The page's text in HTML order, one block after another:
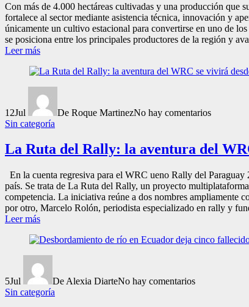
Con más de 4.000 hectáreas cultivadas y una producción que
fortalece al sector mediante asistencia técnica, innovación y
únicamente un cultivo estacional para convertirse en uno de
se posiciona entre los principales productores de la región y
Leer más
12Jul De Roque MartinezNo hay comentarios
Sin categoría
La Ruta del Rally: la aventura del
En la cuenta regresiva para el WRC ueno Rally del
país. Se trata de La Ruta del Rally, un proyecto
competencia. La iniciativa reúne a dos nombres ampliamente
por otro, Marcelo Rolón, periodista especializado en rally y
Leer más
5Jul De Alexia DiarteNo hay comentarios
Sin categoría